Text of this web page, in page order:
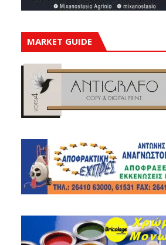
MARKET GUIDE